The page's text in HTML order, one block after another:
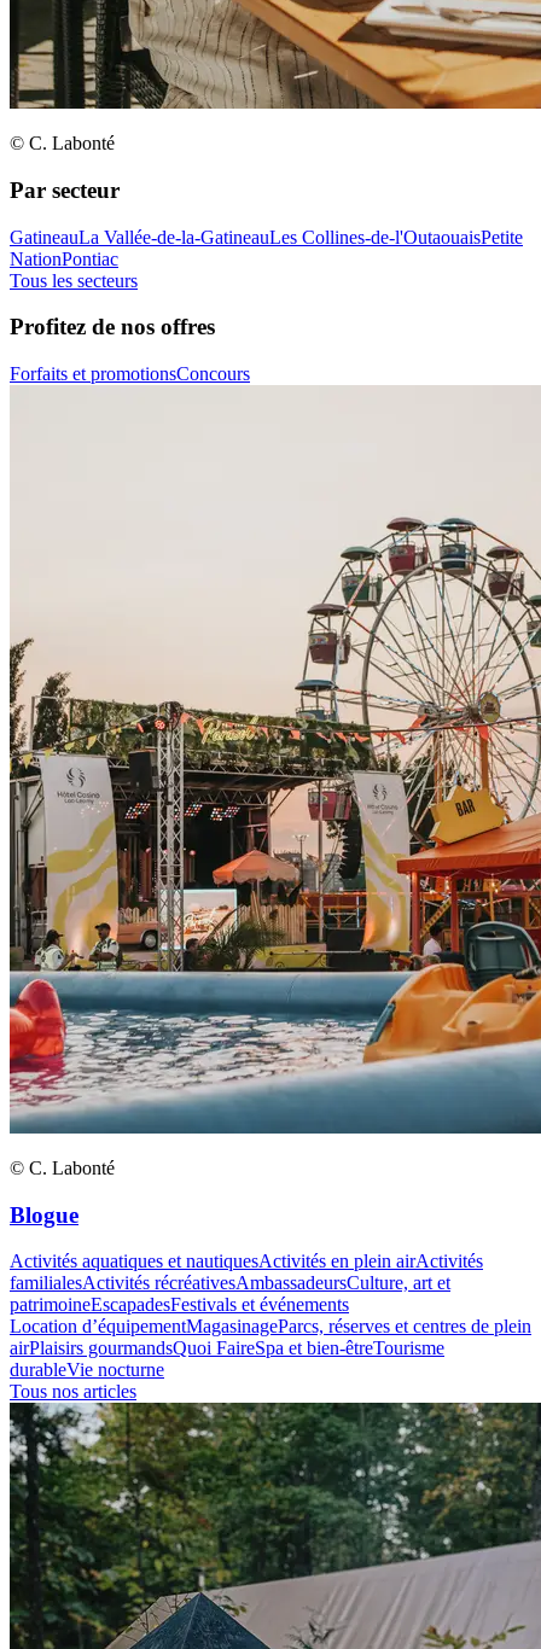
© C. Labonté
Par secteur
GatineauLa Vallée-de-la-GatineauLes Collines-de-l'OutaouaisPetite
NationPontiac
Tous les secteurs
Profitez de nos offres
Forfaits et promotionsConcours
© C. Labonté
Blogue
Activités aquatiques et nautiquesActivités en plein airActivités
familialesActivités récréativesAmbassadeursCulture, art et
patrimoineEscapadesFestivals et événements
Location d’équipementMagasinageParcs, réserves et centres de plein
airPlaisirs gourmandsQuoi FaireSpa et bien-êtreTourisme
durableVie nocturne
Tous nos articles